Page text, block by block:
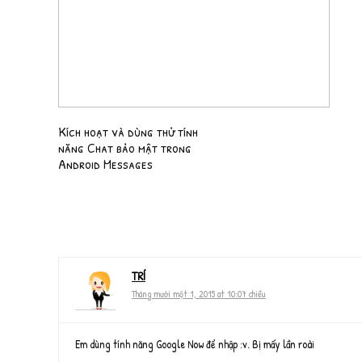
Kích hoạt và dùng thử tính
năng Chat bảo mật trong
Android Messages
TRÍ
Tháng mười một 1, 2015 at 10:07 chiều
Em dùng tính năng Google Now để nhập :v. Bị mấy lần roài